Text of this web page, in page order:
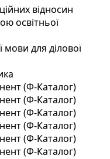
відносин
освітньої
для ділової
(Ф-Каталог)
(Ф-Каталог)
(Ф-Каталог)
(Ф-Каталог)
(Ф-Каталог)
(Ф-Каталог)